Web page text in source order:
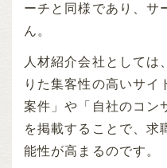
ーチと同様であり、サ
ん。
人材紹介会社としては
りた集客性の高いサイ
案件」や「自社のコン
を掲載することで、求
能性が高まるのです。